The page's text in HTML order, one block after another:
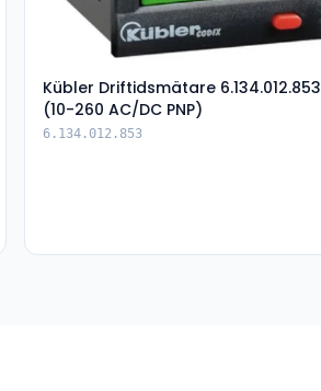
Kübler Driftidsmätare 6.134.012.853
(10-260 AC/DC PNP)
6.134.012.853